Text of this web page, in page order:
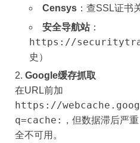
​Censys​ ：查SSL证书
​安全导航站​​：
https://
史）
​Google缓存抓取​
在URL前加
https://
q=cache:
，但数据滞后严
全不可用。